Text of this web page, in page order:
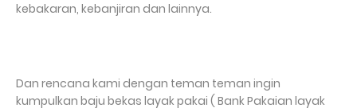
kebakaran, kebanjiran dan lainnya.
Dan rencana kami dengan teman teman ingin
kumpulkan baju bekas layak pakai ( Bank Pakaian layak